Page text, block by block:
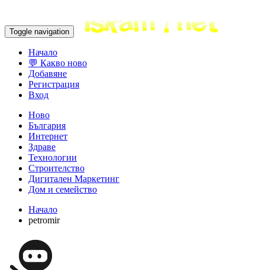
Toggle navigation
Начало
💬 Какво ново
Добавяне
Регистрация
Вход
Ново
България
Интернет
Здраве
Технологии
Строителство
Дигитален Маркетинг
Дом и семейство
Начало
petromir